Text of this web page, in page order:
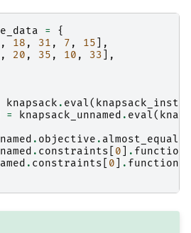
=
{
, 18 , 31 , 7 , 15 ],
, 20 , 35 , 10 , 33 ],
knapsack . eval(
= knapsack_unnamed . eval(
. objective . almost_equal
. constraints 0 . function
. constraints 0 . function